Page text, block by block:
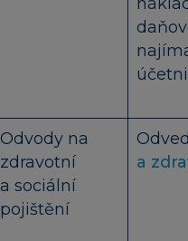
Odvody na
zdravotní
a sociální
pojištění
a